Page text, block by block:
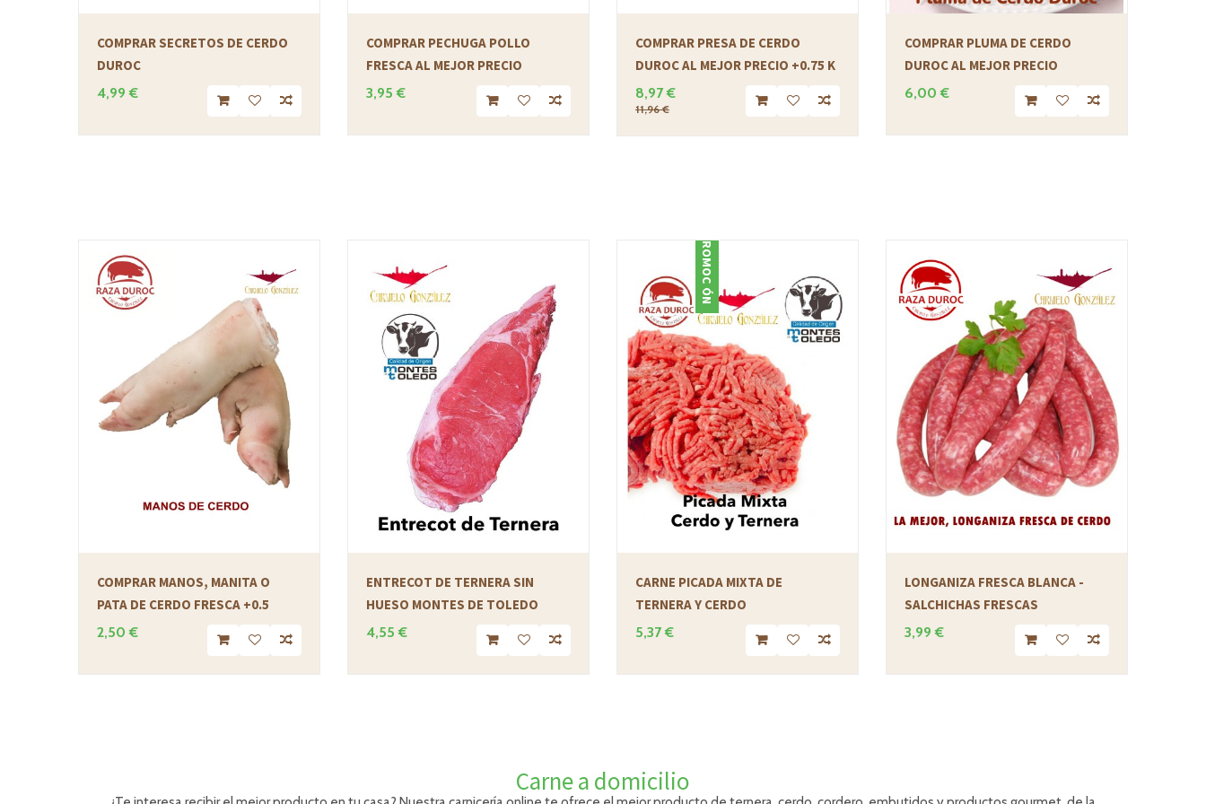
COMPRAR SECRETOS DE CERDO
DUROC
4,99 €
COMPRAR PECHUGA POLLO
FRESCA AL MEJOR PRECIO
3,95 €
COMPRAR PRESA DE CERDO
DUROC AL MEJOR PRECIO +0.75 K
8,97 €
11,96 €
COMPRAR PLUMA DE CERDO
DUROC AL MEJOR PRECIO
6,00 €
COMPRAR MANOS, MANITA O
PATA DE CERDO FRESCA +0.5
2,50 €
ENTRECOT DE TERNERA SIN
HUESO MONTES DE TOLEDO
4,55 €
PROMOCIÓN
CARNE PICADA MIXTA DE
TERNERA Y CERDO
5,37 €
LONGANIZA FRESCA BLANCA -
SALCHICHAS FRESCAS
3,99 €
Carne a domicilio